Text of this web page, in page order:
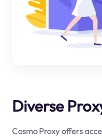
Diverse
Cosmo Proxy offers